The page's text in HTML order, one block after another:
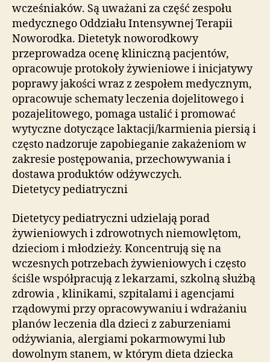
wcześniaków. Są uważani za część zespołu
medycznego Oddziału Intensywnej Terapii
Noworodka. Dietetyk noworodkowy
przeprowadza ocenę kliniczną pacjentów,
opracowuje protokoły żywieniowe i inicjatywy
poprawy jakości wraz z zespołem medycznym,
opracowuje schematy leczenia dojelitowego i
pozajelitowego, pomaga ustalić i promować
wytyczne dotyczące laktacji/karmienia piersią i
często nadzoruje zapobieganie zakażeniom w
zakresie postępowania, przechowywania i
dostawa produktów odżywczych.
Dietetycy pediatryczni
Dietetycy pediatryczni udzielają porad
żywieniowych i zdrowotnych niemowlętom,
dzieciom i młodzieży. Koncentrują się na
wczesnych potrzebach żywieniowych i często
ściśle współpracują z lekarzami, szkolną służbą
zdrowia , klinikami, szpitalami i agencjami
rządowymi przy opracowywaniu i wdrażaniu
planów leczenia dla dzieci z zaburzeniami
odżywiania, alergiami pokarmowymi lub
dowolnym stanem, w którym dieta dziecka